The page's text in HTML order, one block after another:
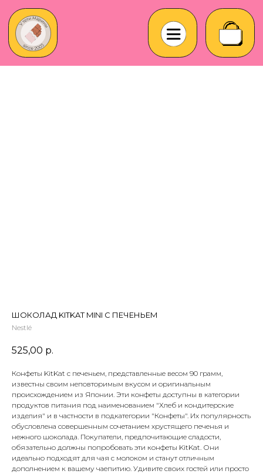
ШОКОЛАД KITKAT MINI С ПЕЧЕНЬЕМ
Nestlé
525,00 р.
Конфеты KitKat с печеньем, представленные весом 90 грамм,
известны своим неповторимым вкусом и оригинальным
происхождением из Японии. Эти конфеты доступны в категории
продуктов питания под наименованием "Хлеб и кондитерские
изделия" и в частности в подкатегории "Конфеты". Их популярность
обусловлена совершенным сочетанием хрустящего печенья и
нежного шоколада. Покупатели, предпочитающие сладости,
обязательно должны попробовать эти конфеты KitKat. Они
идеально подходят для чая с молоком и станут отличным
дополнением к вашему чаепитию. Удивите своих гостей или просто